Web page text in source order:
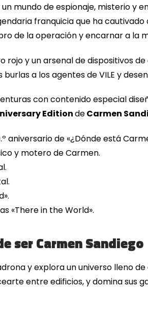
mundo de espionaje, misterio y
franquicia que ha
de la operación y encarnar a la
y un arsenal de dispositivos
a los agentes de VILE y
con contenido especial
EditiondeCarmen
aniversario de «¿Dónde está
y motero de Carmen.
«There in the World».
ser Carmen Sandiego
y explora un universo lleno
entre edificios, y domina sus